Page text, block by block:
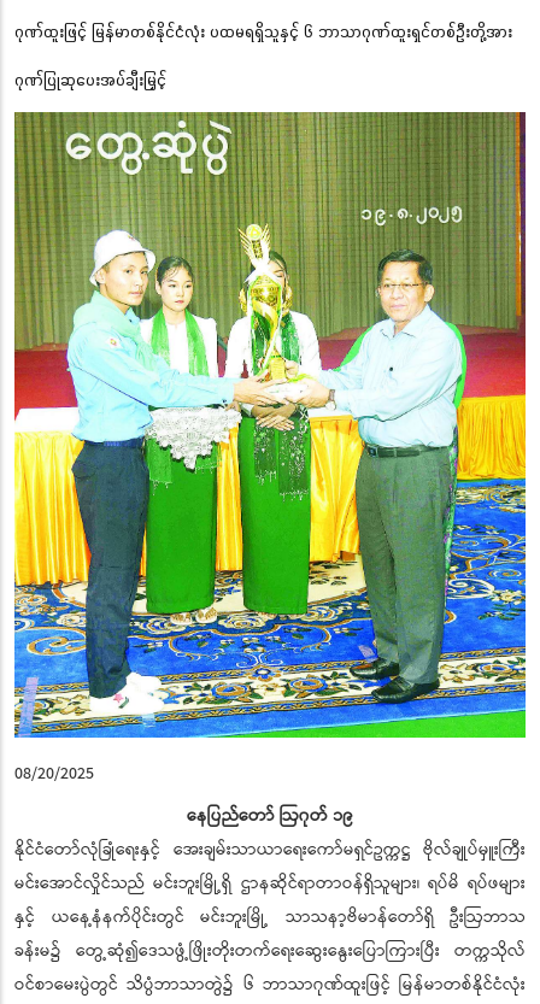
ဂုဏ်ထူးဖြင့် မြန်မာတစ်နိုင်ငံလုံး ပထမရရှိသူနှင့် ၆ ဘာသာဂုဏ်ထူးရှင်တစ်ဦးတို့အား
ဂုဏ်ပြုဆုပေးအပ်ချီးမြှင့်
08/20/2025
နေပြည်တော် ဩဂုတ် ၁၉
နိုင်ငံတော်လုံခြုံရေးနှင့် အေးချမ်းသာယာရေးကော်မရှင်ဥက္ကဋ္ဌ ဗိုလ်ချုပ်မှူးကြီး
မင်းအောင်လှိုင်သည် မင်းဘူးမြို့ရှိ ဌာနဆိုင်ရာတာဝန်ရှိသူများ၊ ရပ်မိ ရပ်ဖများ
နှင့် ယနေ့နံနက်ပိုင်းတွင် မင်းဘူးမြို့ သာသနာ့ဗိမာန်တော်ရှိ ဦးဩဘာသ
ခန်းမ၌ တွေ့ဆုံ၍ဒေသဖွံ့ဖြိုးတိုးတက်ရေးဆွေးနွေးပြောကြားပြီး တက္ကသိုလ်
ဝင်စာမေးပွဲတွင် သိပ္ပံဘာသာတွဲ၌ ၆ ဘာသာဂုဏ်ထူးဖြင့် မြန်မာတစ်နိုင်ငံလုံး